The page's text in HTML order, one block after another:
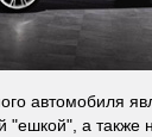
автомобиля
"ешкой", а также